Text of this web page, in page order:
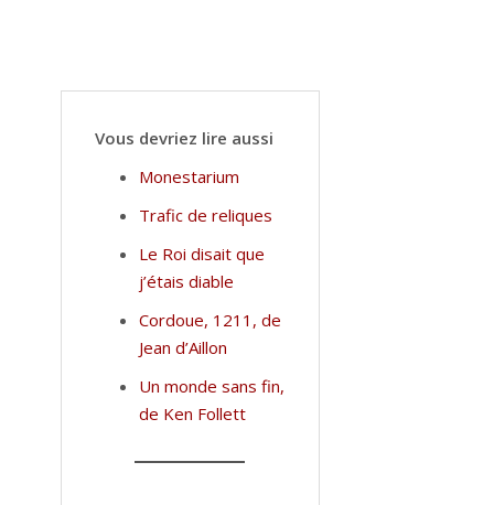
Vous devriez lire aussi
Monestarium
Trafic de reliques
Le Roi disait que
j’étais diable
Cordoue, 1211, de
Jean d’Aillon
Un monde sans fin,
de Ken Follett